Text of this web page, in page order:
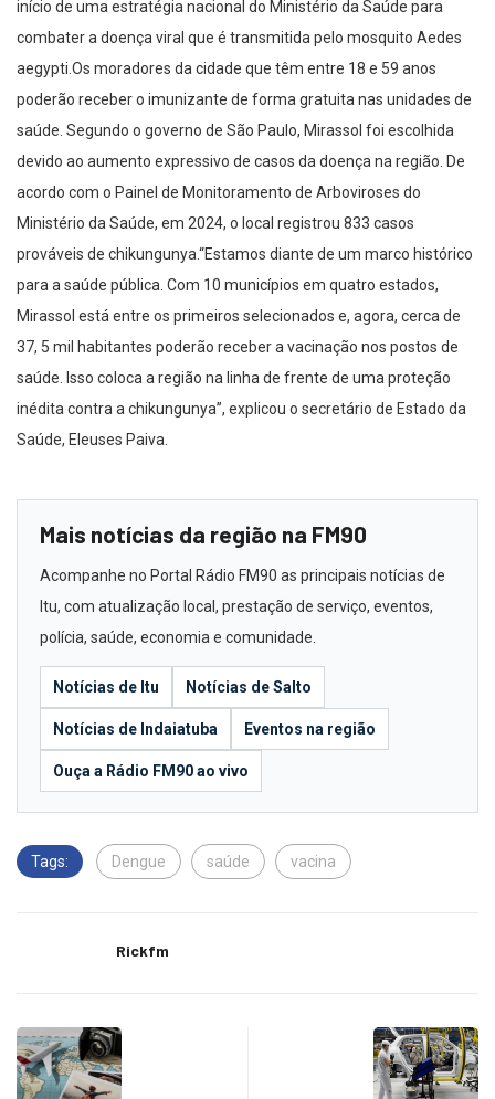
início de uma estratégia nacional do Ministério da Saúde para
combater a doença viral que é transmitida pelo mosquito Aedes
aegypti.Os moradores da cidade que têm entre 18 e 59 anos
poderão receber o imunizante de forma gratuita nas unidades de
saúde. Segundo o governo de São Paulo, Mirassol foi escolhida
devido ao aumento expressivo de casos da doença na região. De
acordo com o Painel de Monitoramento de Arboviroses do
Ministério da Saúde, em 2024, o local registrou 833 casos
prováveis de chikungunya.“Estamos diante de um marco histórico
para a saúde pública. Com 10 municípios em quatro estados,
Mirassol está entre os primeiros selecionados e, agora, cerca de
37, 5 mil habitantes poderão receber a vacinação nos postos de
saúde. Isso coloca a região na linha de frente de uma proteção
inédita contra a chikungunya”, explicou o secretário de Estado da
Saúde, Eleuses Paiva.
Mais notícias da região na FM90
Acompanhe no Portal Rádio FM90 as principais notícias de
Itu, com atualização local, prestação de serviço, eventos,
polícia, saúde, economia e comunidade.
Notícias de Itu Notícias de Salto
Notícias de Indaiatuba Eventos na região
Ouça a Rádio FM90 ao vivo
Tags: Dengue saúde vacina
Rickfm